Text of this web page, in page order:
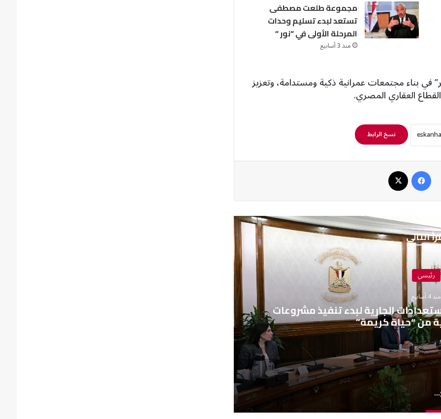
مجموعة طلعت مصطفى
تستعد لبدء تسليم وحدات
المرحلة الأولى في “نور “
منذ 3 أسابيع
في بناء مجتمعات عمرانية ذكية ومستدامة، وتعزيز
العقاري المصري.
نسخ الرابط
التالي
رئيسي
منذ 4 أسابيع
الجارية لبدء تنفيذ مشروعات
من “حياة كريمة”
رئيس الوزراء يتابع مستجدات الاستعدادات الجارية لبدء تنفيذ مشروعات المرحلة الثانية من “حياة كريمة”